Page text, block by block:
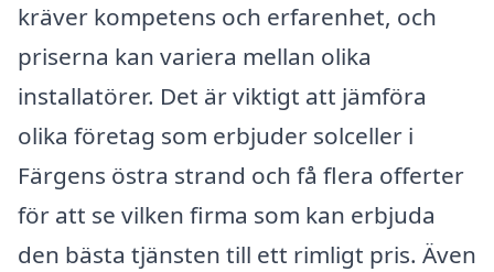
kräver kompetens och erfarenhet, och
priserna kan variera mellan olika
installatörer. Det är viktigt att jämföra
olika företag som erbjuder solceller i
Färgens östra strand och få flera offerter
för att se vilken firma som kan erbjuda
den bästa tjänsten till ett rimligt pris. Även